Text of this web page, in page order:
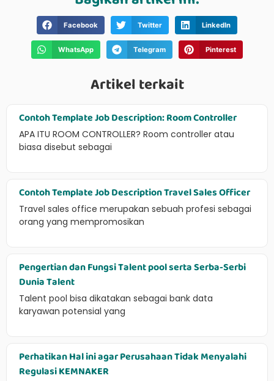
Facebook Twitter LinkedIn
WhatsApp Telegram Pinterest
Artikel terkait
Contoh Template Job Description: Room Controller
APA ITU ROOM CONTROLLER? Room controller atau
biasa disebut sebagai
Contoh Template Job Description Travel Sales Officer
Travel sales office merupakan sebuah profesi sebagai
orang yang mempromosikan
Pengertian dan Fungsi Talent pool serta Serba-Serbi
Dunia Talent
Talent pool bisa dikatakan sebagai bank data
karyawan potensial yang
Perhatikan Hal ini agar Perusahaan Tidak Menyalahi
Regulasi KEMNAKER